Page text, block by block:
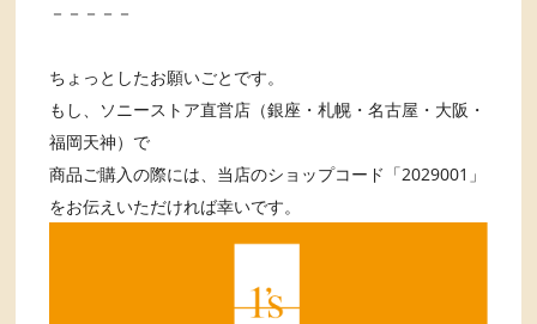
－－－－－
ちょっとしたお願いごとです。
もし、ソニーストア直営店（銀座・札幌・名古屋・大阪・
福岡天神）で
商品ご購入の際には、当店のショップコード「2029001」
をお伝えいただければ幸いです。